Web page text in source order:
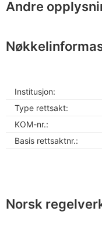
Andre
Institusjon:
Type rettsakt:
KOM-nr.:
Basis rettsaktnr.:
Norsk